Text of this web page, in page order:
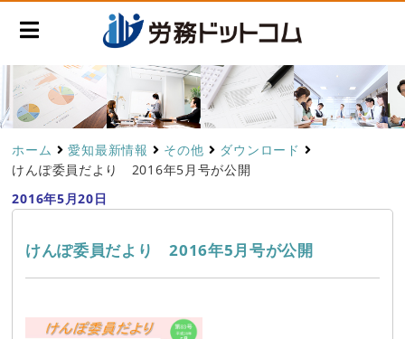
ホーム 愛知最新情報 その他
ダウンロード
けんぽ委員だより 2016年5月号が公開
2016年5月20日
けんぽ委員だより 2016年5月号が公開